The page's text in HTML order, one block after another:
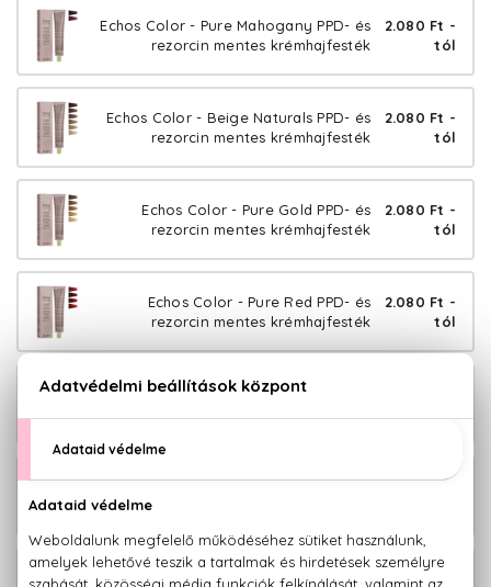
Echos Color - Pure Mahogany PPD- és
rezorcin mentes krémhajfesték
2.080 Ft -
tól
Echos Color - Beige Naturals PPD- és
rezorcin mentes krémhajfesték
2.080 Ft -
tól
Echos Color - Pure Gold PPD- és
rezorcin mentes krémhajfesték
2.080 Ft -
tól
Echos Color - Pure Red PPD- és
rezorcin mentes krémhajfesték
2.080 Ft -
tól
Echos Color - Pure Brown PPD- és
Echos Color - Pure Copper PPD- és
rezorcin mentes krémhajfesték
2.080 Ft -
Echos Color - Cold Copper PPD- és 2.080 Ft -